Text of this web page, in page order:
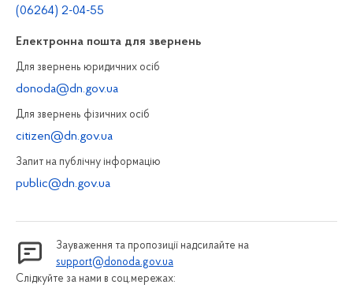
(06264) 2-04-55
Електронна пошта для звернень
Для звернень юридичних осiб
donoda@dn.gov.ua
Для звернень фізичних осiб
citizen@dn.gov.ua
Запит на публiчну інформацiю
public@dn.gov.ua
Зауваження та пропозиції надсилайте на
support@donoda.gov.ua
Слідкуйте за нами в соц.мережах: